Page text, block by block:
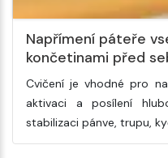
Napřímení páteře
končetinami před
Cvičení je vhodné pro
aktivaci a posílení
stabilizaci pánve, trupu,